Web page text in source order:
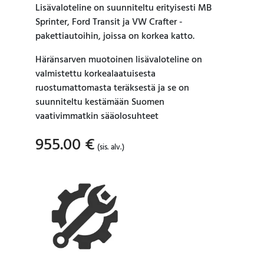
Lisävaloteline on suunniteltu erityisesti MB
Sprinter, Ford Transit ja VW Crafter -
pakettiautoihin, joissa on korkea katto.
Häränsarven muotoinen lisävaloteline on
valmistettu korkealaatuisesta
ruostumattomasta teräksestä ja se on
suunniteltu kestämään Suomen
vaativimmatkin sääolosuhteet
955.00 € (sis. alv.)